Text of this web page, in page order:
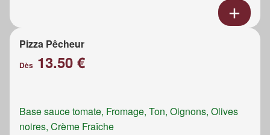
Pizza Pêcheur
Dès 13.50 €
Base sauce tomate, Fromage, Ton, Oignons, Olives
noires, Crème Fraîche